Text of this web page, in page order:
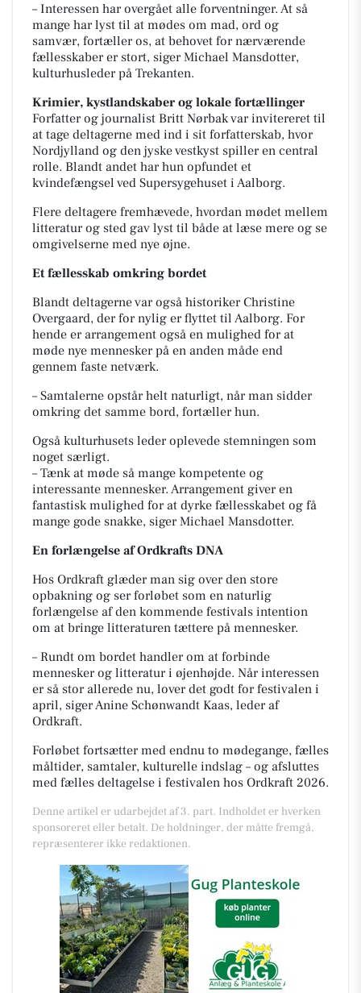
– Interessen har overgået alle forventninger. At så
mange har lyst til at mødes om mad, ord og
samvær, fortæller os, at behovet for nærværende
fællesskaber er stort, siger Michael Mansdotter,
kulturhusleder på Trekanten.
Krimier, kystlandskaber og lokale fortællinger
Forfatter og journalist Britt Nørbak var invitereret til
at tage deltagerne med ind i sit forfatterskab, hvor
Nordjylland og den jyske vestkyst spiller en central
rolle. Blandt andet har hun opfundet et
kvindefængsel ved Supersygehuset i Aalborg.
Flere deltagere fremhævede, hvordan mødet mellem
litteratur og sted gav lyst til både at læse mere og se
omgivelserne med nye øjne.
Et fællesskab omkring bordet
Blandt deltagerne var også historiker Christine
Overgaard, der for nylig er flyttet til Aalborg. For
hende er arrangement også en mulighed for at
møde nye mennesker på en anden måde end
gennem faste netværk.
– Samtalerne opstår helt naturligt, når man sidder
omkring det samme bord, fortæller hun.
Også kulturhusets leder oplevede stemningen som
noget særligt.
– Tænk at møde så mange kompetente og
interessante mennesker. Arrangement giver en
fantastisk mulighed for at dyrke fællesskabet og få
mange gode snakke, siger Michael Mansdotter.
En forlængelse af Ordkrafts DNA
Hos Ordkraft glæder man sig over den store
opbakning og ser forløbet som en naturlig
forlængelse af den kommende festivals intention
om at bringe litteraturen tættere på mennesker.
– Rundt om bordet handler om at forbinde
mennesker og litteratur i øjenhøjde. Når interessen
er så stor allerede nu, lover det godt for festivalen i
april, siger Anine Schønwandt Kaas, leder af
Ordkraft.
Forløbet fortsætter med endnu to mødegange, fælles
måltider, samtaler, kulturelle indslag – og afsluttes
med fælles deltagelse i festivalen hos Ordkraft 2026.
Denne artikel er udarbejdet af 3. part. Indholdet er hverken
sponsoreret eller betalt. De holdninger, der måtte fremgå,
repræsenterer ikke redaktionen.